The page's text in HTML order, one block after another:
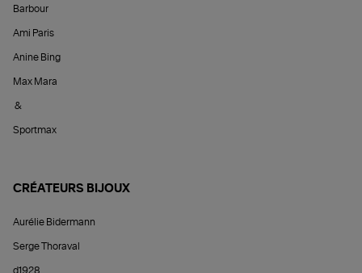
Barbour
Ami Paris
Anine Bing
Max Mara
&
Sportmax
CRÉATEURS BIJOUX
Aurélie Bidermann
Serge Thoraval
d1928